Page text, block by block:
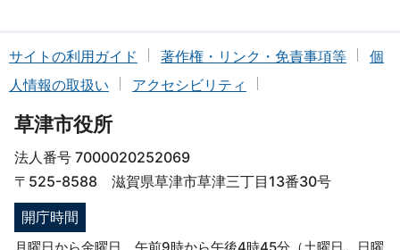
サイトの利用ガイド 著作権・リンク・免責事項等
個
人情報の取扱い
アクセシビリティ
草津市役所
法人番号 7000020252069
〒525-8588 滋賀県草津市草津三丁目13番30号
開庁時間